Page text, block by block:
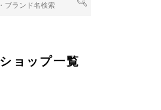
ショップ一覧